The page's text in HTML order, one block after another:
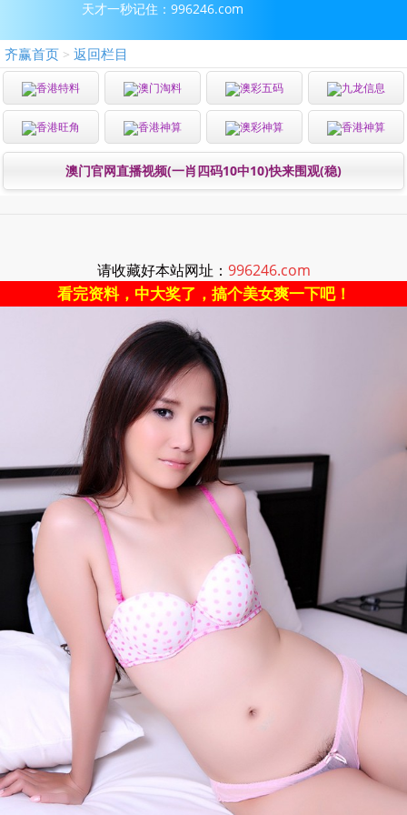
天才一秒记住：996246.com
齐赢首页 > 返回栏目
香港特料 澳门淘料 澳彩五码 九龙信息
香港旺角 香港神算 澳彩神算 香港神算
澳门官网直播视频(一肖四码10中10)快来围观(稳)
请收藏好本站网址： 996246.com
看完资料，中大奖了，搞个美女爽一下吧！